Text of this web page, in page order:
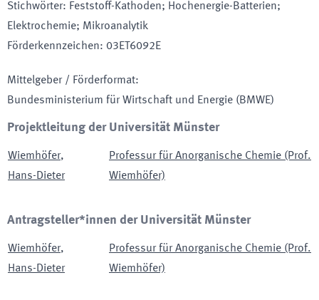
Stichwörter: Feststoff-Kathoden; Hochenergie-Batterien;
Elektrochemie; Mikroanalytik
Förderkennzeichen: 03ET6092E
Mittelgeber / Förderformat:
Bundesministerium für Wirtschaft und Energie (BMWE)
Projektleitung der Universität Münster
Wiemhöfer,
Hans-Dieter
Professur für Anorganische Chemie (Prof.
Wiemhöfer)
Antragsteller*innen der Universität Münster
Wiemhöfer,
Hans-Dieter
Professur für Anorganische Chemie (Prof.
Wiemhöfer)